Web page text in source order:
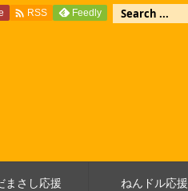
まさし応援 ねんドル応援
 RSS Feedly